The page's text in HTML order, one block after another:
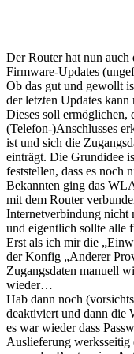
Der Router hat nun auch
Firmware-Updates
Ob das gut und gewollt
der letzten Updates
Dieses soll ermöglichen,
(Telefon-)Anschlusses
ist und sich die
einträgt. Die Grundidee
feststellen, dass es noch
Bekannten ging das
mit dem Router
Internetverbindung
und eigentlich sollte alle
Erst als ich mir die
der Konfig „Anderer
Zugangsdaten manuell
wieder…
Hab dann noch
deaktiviert und dann die
es war wieder dass
Auslieferung werksseitig